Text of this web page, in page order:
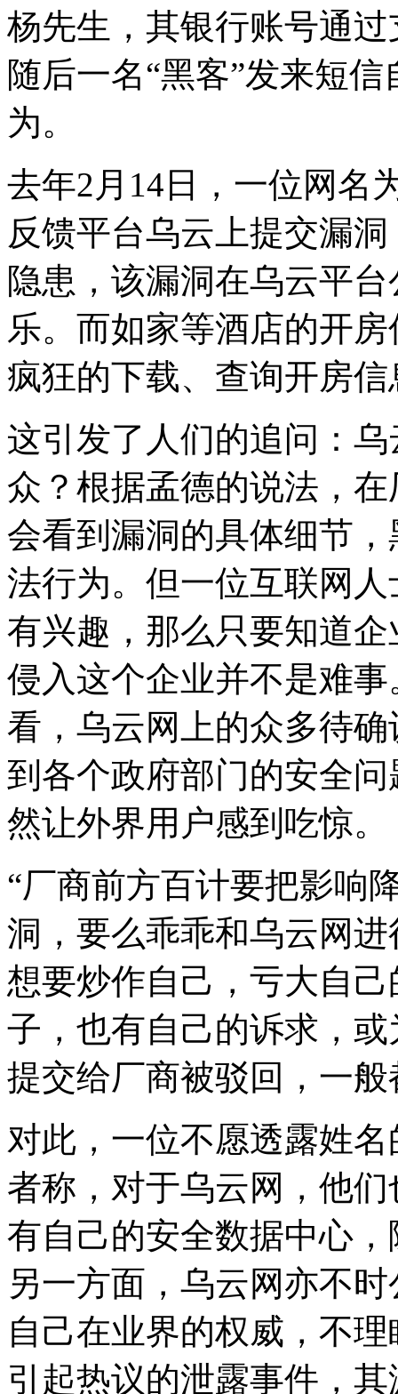
杨先生，其银行账号通
随后一名“黑客”发来短
为。
去年2月14日，一位网名
反馈平台乌云上提交漏
隐患，该漏洞在乌云平
乐。而如家等酒店的开
疯狂的下载、查询开房
这引发了人们的追问：
众？根据孟德的说法，
会看到漏洞的具体细节
法行为。但一位互联网
有兴趣，那么只要知道
侵入这个企业并不是难
看，乌云网上的众多待
到各个政府部门的安全
然让外界用户感到吃惊。
“厂商前方百计要把影响
洞，要么乖乖和乌云网
想要炒作自己，亏大自
子，也有自己的诉求，
提交给厂商被驳回，一
对此，一位不愿透露姓
者称，对于乌云网，他
有自己的安全数据中心
另一方面，乌云网亦不
自己在业界的权威，不
引起热议的泄露事件，